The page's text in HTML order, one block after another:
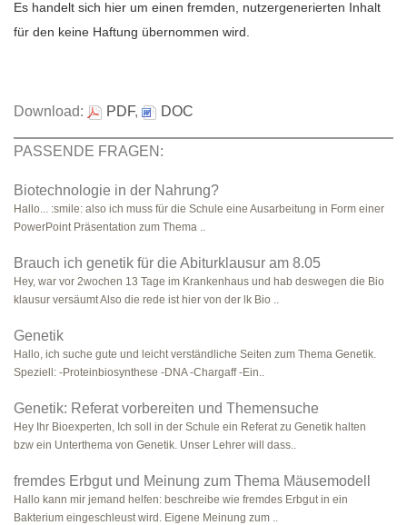
Es handelt sich hier um einen fremden, nutzergenerierten Inhalt
für den keine Haftung übernommen wird.
Download: PDF, DOC
PASSENDE FRAGEN:
Biotechnologie in der Nahrung?
Hallo... :smile: also ich muss für die Schule eine Ausarbeitung in Form einer
PowerPoint Präsentation zum Thema ..
Brauch ich genetik für die Abiturklausur am 8.05
Hey, war vor 2wochen 13 Tage im Krankenhaus und hab deswegen die Bio
klausur versäumt Also die rede ist hier von der lk Bio ..
Genetik
Hallo, ich suche gute und leicht verständliche Seiten zum Thema Genetik.
Speziell: -Proteinbiosynthese -DNA -Chargaff -Ein..
Genetik: Referat vorbereiten und Themensuche
Hey Ihr Bioexperten, Ich soll in der Schule ein Referat zu Genetik halten
bzw ein Unterthema von Genetik. Unser Lehrer will dass..
fremdes Erbgut und Meinung zum Thema Mäusemodell
Hallo kann mir jemand helfen: beschreibe wie fremdes Erbgut in ein
Bakterium eingeschleust wird. Eigene Meinung zum ..